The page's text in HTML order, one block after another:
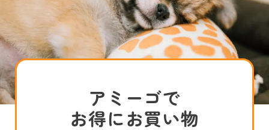
アミーゴで
お得にお買い物